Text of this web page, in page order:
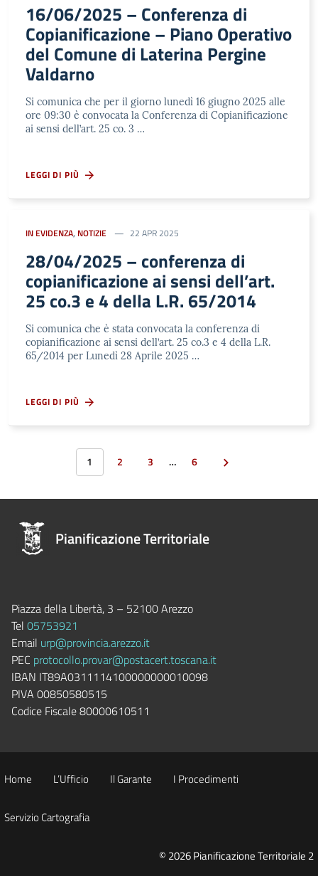
16/06/2025 – Conferenza di
Copianificazione – Piano Operativo
del Comune di Laterina Pergine
Valdarno
Si comunica che per il giorno lunedì 16 giugno 2025 alle
ore 09:30 è convocata la Conferenza di Copianificazione
ai sensi dell’art. 25 co. 3 …
LEGGI DI PIÙ
IN EVIDENZA, NOTIZIE 22 APR 2025
28/04/2025 – conferenza di
copianificazione ai sensi dell’art.
25 co.3 e 4 della L.R. 65/2014
Si comunica che è stata convocata la conferenza di
copianificazione ai sensi dell’art. 25 co.3 e 4 della L.R.
65/2014 per Lunedì 28 Aprile 2025 …
LEGGI DI PIÙ
1 2 3 … 6
Pianificazione Territoriale
Piazza della Libertà, 3 – 52100 Arezzo
Tel 05753921
Email urp@provincia.arezzo.it
PEC protocollo.provar@postacert.toscana.it
IBAN IT89A0311114100000000010098
PIVA 00850580515
Codice Fiscale 80000610511
Home L’Ufficio Il Garante I Procedimenti
Servizio Cartografia
© 2026 Pianificazione Territoriale 2